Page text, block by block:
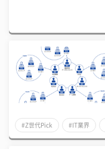
#Z世代Pick #IT業界